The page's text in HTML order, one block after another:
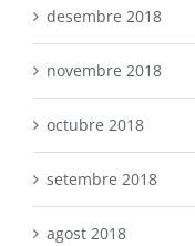
desembre 2018
novembre 2018
octubre 2018
setembre 2018
agost 2018